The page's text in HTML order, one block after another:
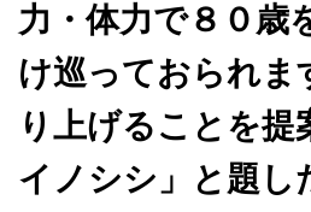
力・体力で８０歳
け巡っておられま
り上げることを
イノシシ」と題し